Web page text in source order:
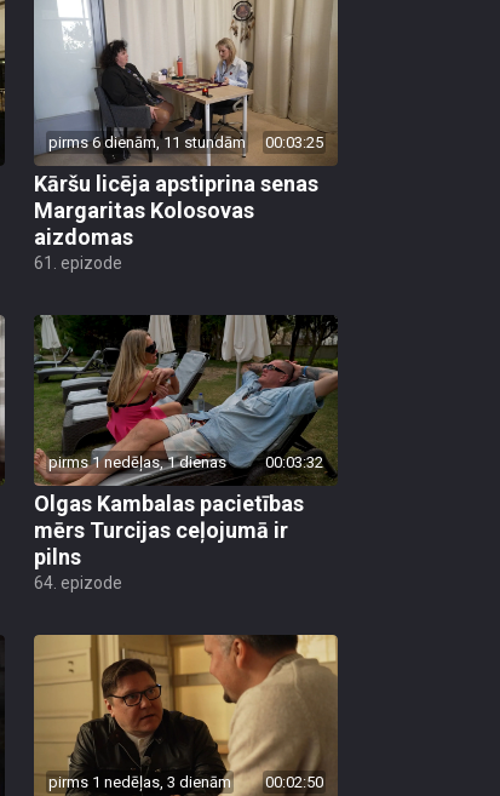
pirms 6 dienām, 11 stundām 00:03:25
Kāršu licēja apstiprina senas
Margaritas Kolosovas
aizdomas
61. epizode
pirms 1 nedēļas, 1 dienas 00:03:32
Olgas Kambalas pacietības
mērs Turcijas ceļojumā ir
pilns
64. epizode
pirms 1 nedēļas, 3 dienām 00:02:50